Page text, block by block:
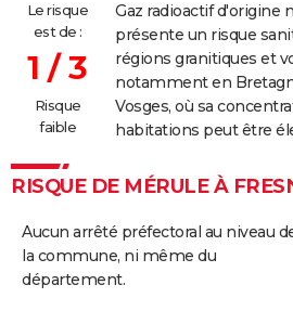
Le risque
est de :
1 / 3
Risque
faible
Gaz radioactif d'origine
présente un risque
régions granitiques et
notamment en
Vosges, où sa
habitations peut être
RISQUE DE MÉRULE À
Aucun arrêté préfectoral au niveau
la commune, ni même du
département.